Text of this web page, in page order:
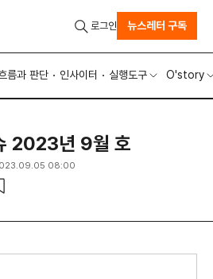
름과 판단 인사이터 실행도구 O'story
로그인 뉴스레터 구독
2023년 9월 호
08:00